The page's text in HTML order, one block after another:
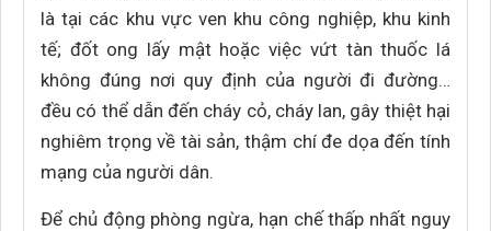
là tại các khu vực ven khu công nghiệp, khu kinh
tế; đốt ong lấy mật hoặc việc vứt tàn thuốc lá
không đúng nơi quy định của người đi đường…
đều có thể dẫn đến cháy cỏ, cháy lan, gây thiệt hại
nghiêm trọng về tài sản, thậm chí đe dọa đến tính
mạng của người dân.
Để chủ động phòng ngừa, hạn chế thấp nhất nguy